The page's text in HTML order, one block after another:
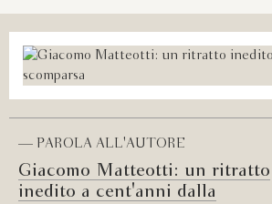
— PAROLA ALL'AUTORE
Giacomo Matteotti: un ritratto
inedito a cent'anni dalla